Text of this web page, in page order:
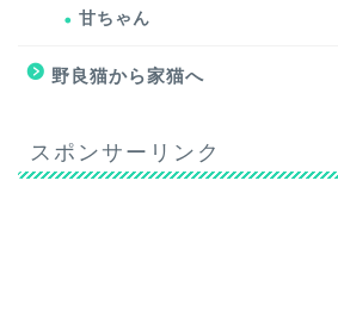
甘ちゃん
野良猫から家猫へ
スポンサーリンク